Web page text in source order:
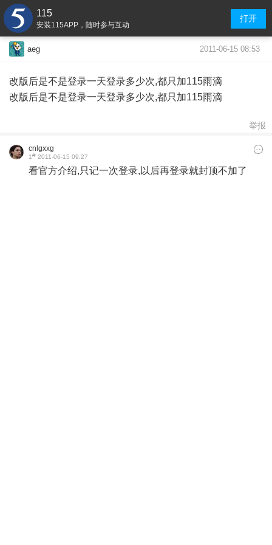
115
安装115APP，随时参与互动
打开
aeg 2011-06-15 08:53
改版后是不是登录一天登录多少次,都只加115雨滴
改版后是不是登录一天登录多少次,都只加115雨滴
举报
cnlgxxg
1# 2011-06-15 09:27
看官方介绍,只记一次登录,以后再登录就封顶不加了